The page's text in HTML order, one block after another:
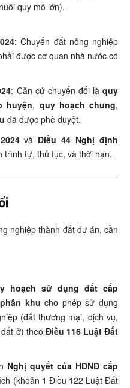
quy mô lớn).
: Chuyển đất nông nghiệp
được cơ quan nhà nước có
: Căn cứ chuyển đổi làquy
huyện, quy hoạch chung,
đã được phê duyệt.
vàĐiều 44 Nghị định
trình tự, thủ tục, và thời hạn.
nghiệp thành đất dự án, cần
hoạch sử dụng đất cấp
khu cho phép sử dụng
(đất thương mại, dịch vụ,
ở) theo Điều 116 Luật Đất
Nghị quyết của HĐND cấp
(khoản 1 Điều 122 Luật Đất